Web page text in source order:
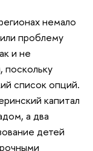
немало
проблему
и не
поскольку
список опций.
капитал
а два
детей